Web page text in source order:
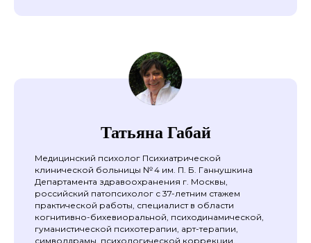
Татьяна Габай
Медицинский психолог Психиатрической
клинической больницы № 4 им. П. Б. Ганнушкина
Департамента здравоохранения г. Москвы,
российский патопсихолог с 37-летним стажем
практической работы, специалист в области
когнитивно-бихевиоральной, психодинамической,
гуманистической психотерапии, арт-терапии,
символдрамы, психологической коррекции.